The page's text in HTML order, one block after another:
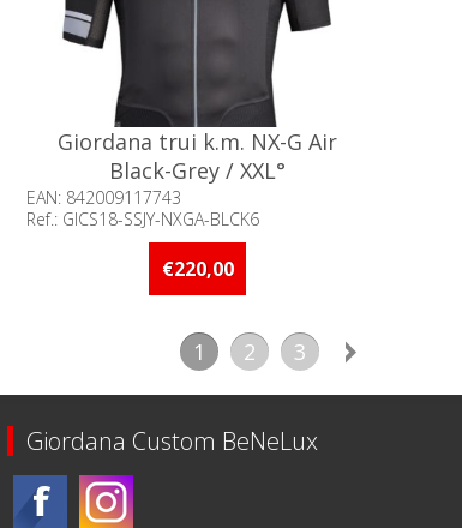
Giordana trui k.m. NX-G Air
Black-Grey / XXL°
EAN: 842009117743
Ref.: GICS18-SSJY-NXGA-BLCK6
Beschikbaarheid:: Minder dan 5 stuks
€220,00
1 2 3
Giordana Custom BeNeLux